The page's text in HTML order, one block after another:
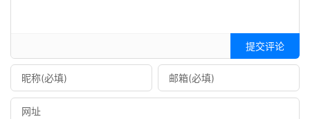
提交评论